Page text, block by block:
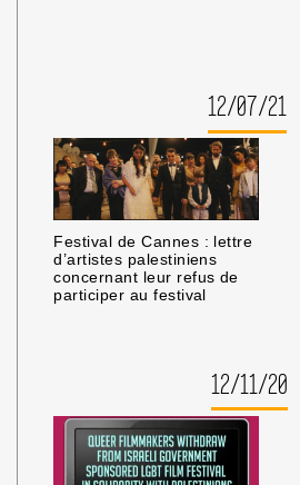
12/07/21
Festival de Cannes : lettre
d’artistes palestiniens
concernant leur refus de
participer au festival
12/11/20